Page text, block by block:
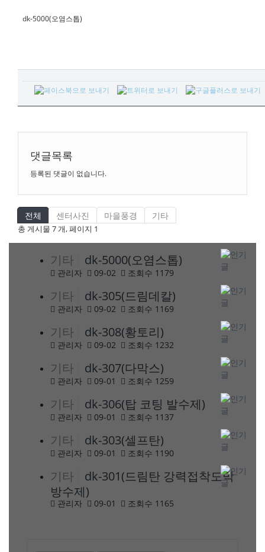
dk-5000(오염스톱)
댓글목록
등록된 댓글이 없습니다.
전체 센터사진 마을풍경 기타
총 게시물 7 개, 페이지 1
기타 dk-5000(오염스톱)
관리자 09-02 조회수 1179
기타 dk-305(드림데칼)
관리자 09-02 조회수 1169
기타 dk-308(황토리)
관리자 09-02 조회수 1232
기타 dk-307(다막스)
관리자 09-01 조회수 1259
기타 dk-306(탑 코팅 발수제)
관리자 09-01 조회수 1137
기타 dk-303(셀프탄)
관리자 09-01 조회수 1190
기타
dk-301(드림탄 강력접착도막
방수제)
관리자 09-01 조회수 1165